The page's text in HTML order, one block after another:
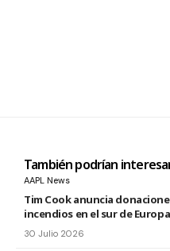
También podrían
AAPL News
Tim Cook anuncia
incendios en el sur de Europa
30 Julio 2026